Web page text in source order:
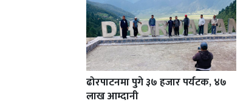
ढोरपाटनमा पुगे ३७ हजार पर्यटक, ४७
लाख आम्दानी